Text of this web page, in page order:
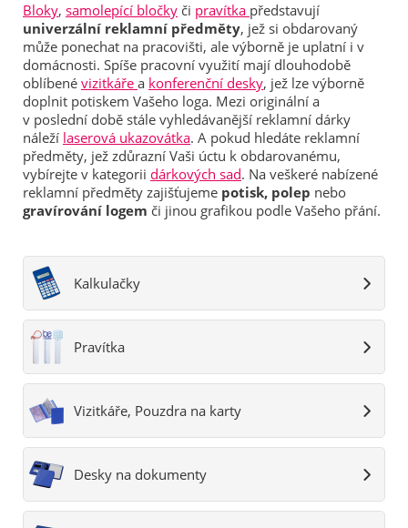
Bloky, samolepící bločky či pravítka představují
univerzální reklamní předměty, jež si obdarovaný
může ponechat na pracovišti, ale výborně je uplatní i v
domácnosti. Spíše pracovní využití mají dlouhodobě
oblíbené vizitkáře a konferenční desky, jež lze výborně
doplnit potiskem Vašeho loga. Mezi originální a
v poslední době stále vyhledávanější reklamní dárky
náleží laserová ukazovátka. A pokud hledáte reklamní
předměty, jež zdůrazní Vaši úctu k obdarovanému,
vybírejte v kategorii dárkových sad. Na veškeré nabízené
reklamní předměty zajišťujeme potisk, polep nebo
gravírování logem či jinou grafikou podle Vašeho přání.
Kalkulačky
Pravítka
Vizitkáře, Pouzdra na karty
Desky na dokumenty